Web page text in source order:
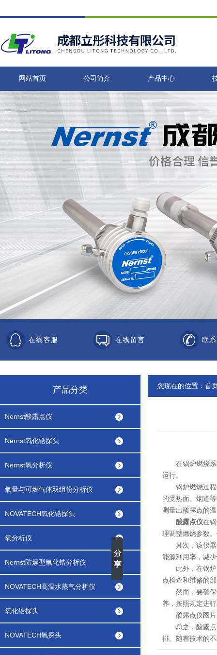
网站首页 公司简介 产品中心
在线客服 在线留言 联
产品分类
Nernst酸露点仪
Nernst氧化锆探头
Nernst氧分析仪
氧量与可燃气体双组份分析仪
NOVATECH氧化锆探头
氧分析仪
Nernst防爆型氧化锆分析仪
NOVATECH高温水蒸气分析仪
氧化锆探头
NOVATECH氧探头
您现在的位置： 首
在锅炉燃烧系
运行。
锅炉燃烧过程
的受热面、烟道
测量出酸露点的
酸露点仪在
理调整燃烧参数
其次，该仪器
能源利用率，减
此外，在锅炉
点检查和维修的
然而，要确保
养，按照规定进
酸露点仪图片
总之，酸露点
排。随着技术的